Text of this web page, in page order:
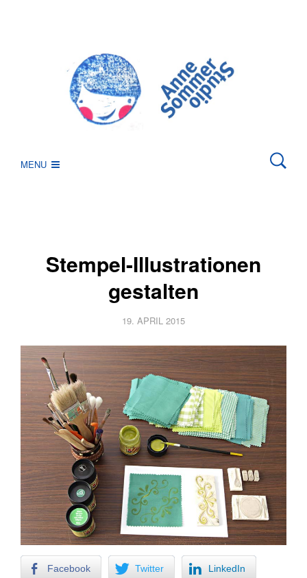
MENU
Stempel-Illustrationen
gestalten
19. APRIL 2015
Facebook Twitter LinkedIn